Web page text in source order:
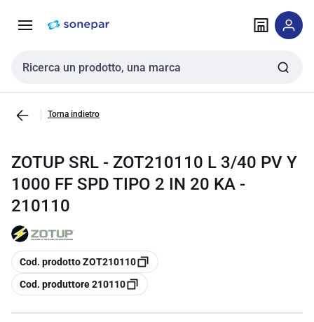
navigazione alla
Cerca input
Torna indietro
ZOTUP SRL - ZOT210110 L 3/40 PV Y
1000 FF SPD TIPO 2 IN 20 KA -
210110
copia
Cod. prodotto ZOT210110
copia
Cod. produttore 210110